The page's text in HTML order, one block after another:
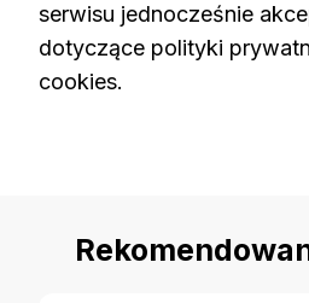
serwisu jednocześnie
dotyczące polityki
cookies.